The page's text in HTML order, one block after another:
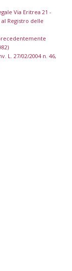
Via Eritrea 21 -
Registro delle
L. 27/02/2004 n. 46,